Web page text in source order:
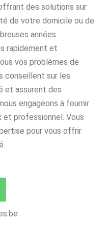
des solutions sur
de votre domicile ou de
années
rapidement et
vos problèmes de
conseillent sur les
et assurent des
engageons à fournir
et professionnel. Vous
pour vous offrir